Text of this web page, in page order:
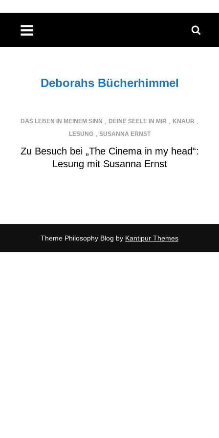
content
Deborahs Bücherhimmel
DAS LEBEN IN MEINEM SINN DEINE SEELE IN MIR KNAUR
LESUNG, SUSANNA ERNST
Zu Besuch bei „The Cinema in my head“:
Lesung mit Susanna Ernst
Theme Philosophy Blog by Kantipur Themes